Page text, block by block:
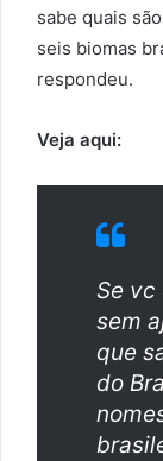
sabe quais
seis biomas
respondeu.
Veja aqui:
Se vc
sem
que
do